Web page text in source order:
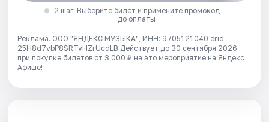
2 шаг. Выберите билет и примените промокод
до оплаты
Реклама. ООО "ЯНДЕКС МУЗЫКА", ИНН: 9705121040 erid:
25H8d7vbP8SRTvHZrUcdLB Действует до 30 сентября 2026
при покупке билетов от 3 000 ₽ на это мероприятие на Яндекс
Афише!